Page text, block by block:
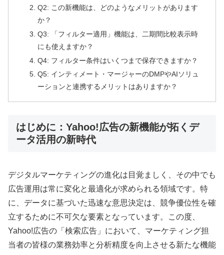
Q2: この新機能は、どのようなメリットがあります
か？
Q3: 「フィルター適用」機能は、二期間比較表示時
にも使えますか？
Q4: フィルター条件はいくつまで保存できますか？
Q5: インティメート・マージャーのDMPやAIソリュ
ーションと連携するメリットはありますか？
はじめに：Yahoo!広告の新機能が拓くデ
ータ活用の新時代
デジタルマーケティングの進化は目覚ましく、その中でも
広告運用は常に変化と最適化が求められる領域です。特
に、データに基づいた迅速な意思決定は、競争優位性を確
立するために不可欠な要素となっています。この度、
Yahoo!広告の「検索広告」において、マーケティング担
当者の皆様の業務効率と分析精度を向上させる新たな機能